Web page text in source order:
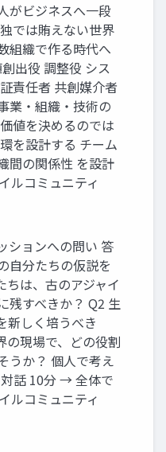
がビジネスへ一段
では賄えない世界
組織で作る時代へ
出役 調整役 シス
責任者 共創媒介者
業・組織・技術の
値を決めるのでは
を設計する チーム
間の関係性 を設計
ルコミュニティ
ションへの問い 答
自分たちの仮説を
ちは、古のアジャイ
残すべきか？ Q2 生
新しく培うべき
の現場で、どの役割
うか？ 個人で考え
話 10分 → 全体で
ルコミュニティ